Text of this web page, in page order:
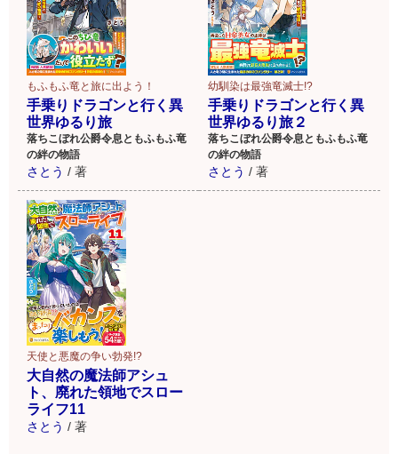
もふもふ竜と旅に出よう！
手乗りドラゴンと行く異
世界ゆるり旅
落ちこぼれ公爵令息ともふもふ竜
の絆の物語
さとう / 著
幼馴染は最強竜滅士!?
手乗りドラゴンと行く異
世界ゆるり旅２
落ちこぼれ公爵令息ともふもふ竜
の絆の物語
さとう / 著
天使と悪魔の争い勃発!?
大自然の魔法師アシュ
ト、廃れた領地でスロー
ライフ11
さとう / 著